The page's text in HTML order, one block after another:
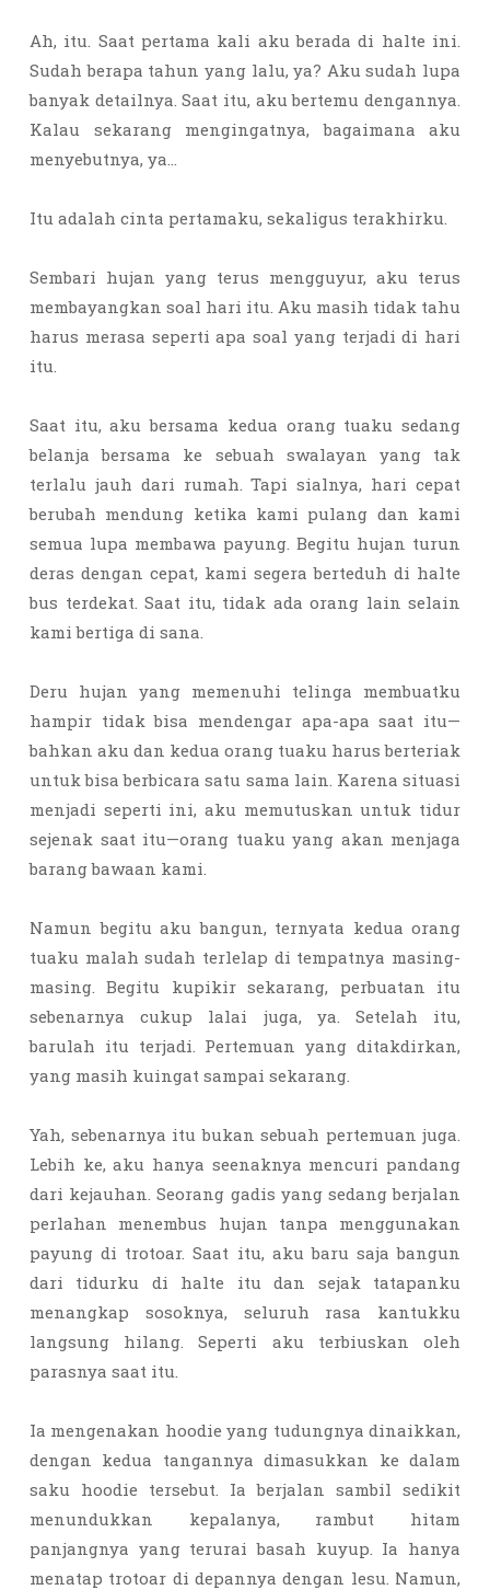
Ah, itu. Saat pertama kali aku berada di halte ini.
Sudah berapa tahun yang lalu, ya? Aku sudah lupa
banyak detailnya. Saat itu, aku bertemu dengannya.
Kalau sekarang mengingatnya, bagaimana aku
menyebutnya, ya…
Itu adalah cinta pertamaku, sekaligus terakhirku.
Sembari hujan yang terus mengguyur, aku terus
membayangkan soal hari itu. Aku masih tidak tahu
harus merasa seperti apa soal yang terjadi di hari
itu.
Saat itu, aku bersama kedua orang tuaku sedang
belanja bersama ke sebuah swalayan yang tak
terlalu jauh dari rumah. Tapi sialnya, hari cepat
berubah mendung ketika kami pulang dan kami
semua lupa membawa payung. Begitu hujan turun
deras dengan cepat, kami segera berteduh di halte
bus terdekat. Saat itu, tidak ada orang lain selain
kami bertiga di sana.
Deru hujan yang memenuhi telinga membuatku
hampir tidak bisa mendengar apa-apa saat itu—
bahkan aku dan kedua orang tuaku harus berteriak
untuk bisa berbicara satu sama lain. Karena situasi
menjadi seperti ini, aku memutuskan untuk tidur
sejenak saat itu—orang tuaku yang akan menjaga
barang bawaan kami.
Namun begitu aku bangun, ternyata kedua orang
tuaku malah sudah terlelap di tempatnya masing-
masing. Begitu kupikir sekarang, perbuatan itu
sebenarnya cukup lalai juga, ya. Setelah itu,
barulah itu terjadi. Pertemuan yang ditakdirkan,
yang masih kuingat sampai sekarang.
Yah, sebenarnya itu bukan sebuah pertemuan juga.
Lebih ke, aku hanya seenaknya mencuri pandang
dari kejauhan. Seorang gadis yang sedang berjalan
perlahan menembus hujan tanpa menggunakan
payung di trotoar. Saat itu, aku baru saja bangun
dari tidurku di halte itu dan sejak tatapanku
menangkap sosoknya, seluruh rasa kantukku
langsung hilang. Seperti aku terbiuskan oleh
parasnya saat itu.
Ia mengenakan hoodie yang tudungnya dinaikkan,
dengan kedua tangannya dimasukkan ke dalam
saku hoodie tersebut. Ia berjalan sambil sedikit
menundukkan kepalanya, rambut hitam
panjangnya yang terurai basah kuyup. Ia hanya
menatap trotoar di depannya dengan lesu. Namun,